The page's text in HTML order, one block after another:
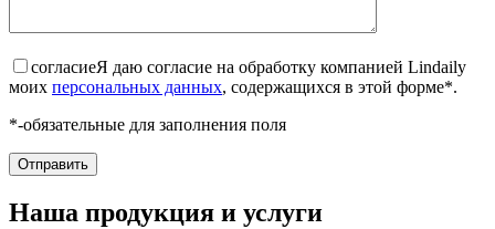
согласиеЯ даю согласие на обработку компанией Lindaily
моих персональных данных, содержащихся в этой форме*.
*-обязательные для заполнения поля
Наша продукция и услуги